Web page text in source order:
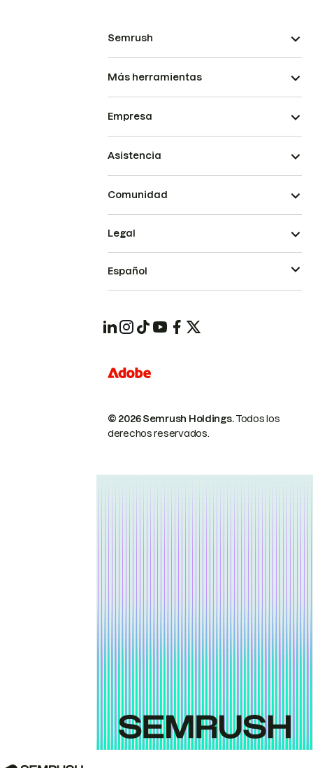
Semrush
Más herramientas
Empresa
Asistencia
Comunidad
© 2026 Semrush Holdings.Todos los
derechos reservados.
Legal
Español